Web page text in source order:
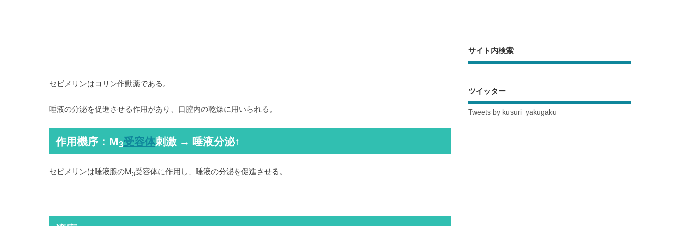
セビメリンはコリン作動薬である。
唾液の分泌を促進させる作用があり、口腔内の乾燥に用いられる。
作用機序：M3受容体刺激 → 唾液分泌↑
セビメリンは唾液腺のM3受容体に作用し、唾液の分泌を促進させる。
サイト内検索
ツイッター
Tweets by kusuri_yakugaku